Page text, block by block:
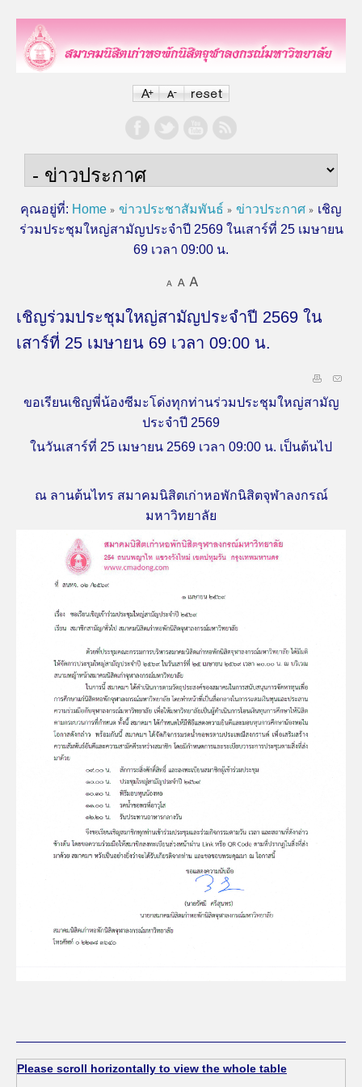
คุณอยู่ที่: Home ข่าวประชาสัมพันธ์ ข่าวประกาศ
เชิญ
ร่วมประชุมใหญ่สามัญประจำปี 2569 ในเสาร์ที่ 25 เมษายน
69 เวลา 09:00 น.
เชิญร่วมประชุมใหญ่สามัญประจำปี 2569 ใน
เสาร์ที่ 25 เมษายน 69 เวลา 09:00 น.
ขอเรียนเชิญพี่น้องซีมะโด่งทุกท่านร่วมประชุมใหญ่สามัญ
ประจำปี 2569
ในวันเสาร์ที่ 25 เมษายน 2569 เวลา 09:00 น. เป็นต้นไป
ณ ลานต้นไทร สมาคมนิสิตเก่าหอพักนิสิตจุฬาลงกรณ์
มหาวิทยาลัย